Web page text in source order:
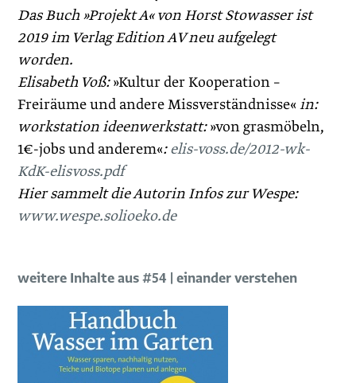
Das Buch »Projekt A« von Horst Stowasser ist
2019 im Verlag Edition AV neu aufgelegt
worden.
Elisabeth Voß:»Kultur der Kooperation –
Freiräume und andere Missverständnisse« in:
workstation ideenwerkstatt:»von grasmöbeln,
1€-jobs und anderem«:elis-voss.de/2012-wk-
KdK-elisvoss.pdf
Hier sammelt die Autorin Infos zur Wespe:
www.wespe.solioeko.de
weitere Inhalte aus #54 | einander verstehen